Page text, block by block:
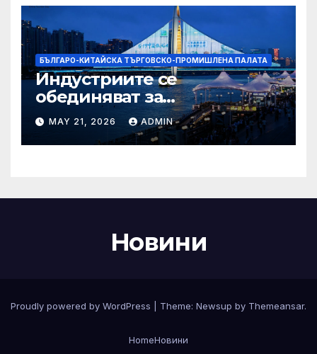
БЪЛГАРО-КИТАЙСКА ТЪРГОВСКО-ПРОМИШЛЕНА ПАЛАТА
Индустриите се
обединяват за
висококачествен растеж на
културния и
туристическия сектор
MAY 21, 2026 ADMIN
Новини
Proudly powered by WordPress Theme: Newsup by Themeansar.
HomeНовини